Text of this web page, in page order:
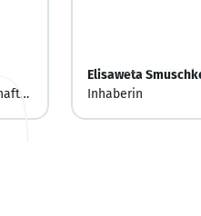
Elisaweta
Inhaberin